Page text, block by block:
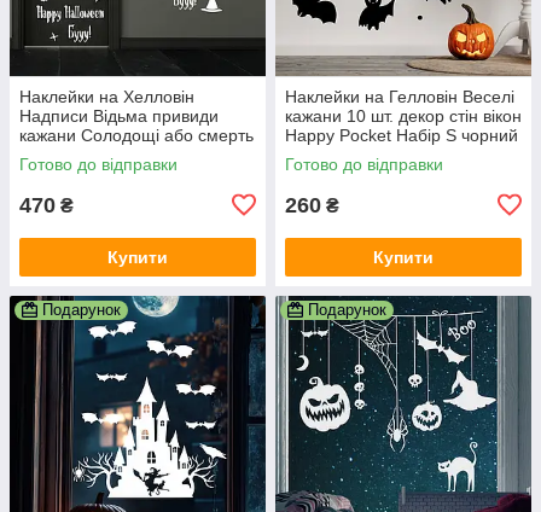
Наклейки на Хелловін
Надписи Відьма привиди
кажани Солодощі або смерть
Happy Pocket Набір білий
матовий
Готово до відправки
470 ₴
Купити
Наклейки на Гелловін Веселі
кажани 10 шт. декор стін вікон
Happy Pocket Набір S чорний
матовий
Готово до відправки
260 ₴
Купити
Подарунок Подарунок